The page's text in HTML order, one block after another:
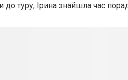
туру, Ірина знайшла час